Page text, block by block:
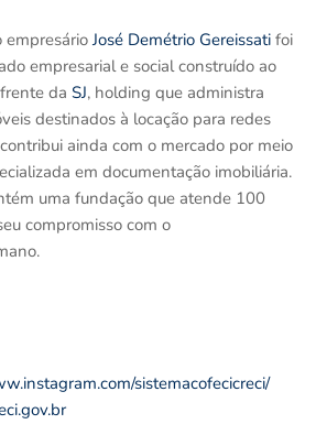
empresário José Demétrio Gereissati foi
empresarial e social construído ao
da SJ, holding que administra
destinados à locação para redes
ainda com o mercado por meio
em documentação imobiliária.
uma fundação que atende 100
compromisso com o
sistemacofecicreci/